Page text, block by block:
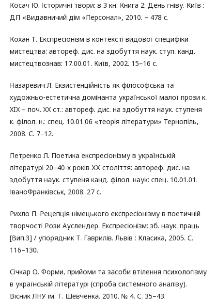
Косач Ю. Історичні твори: в 3 кн. Книга 2: День гніву. Київ :
ДП «Видавничий дім «Персонал», 2010. – 478 с.
Кохан Т. Експресіонізм в контексті видової специфіки
мистецтва: автореф. дис. на здобуття наук. ступ. канд.
мистецтвознав: 17.00.01. Київ, 2002. 15–16 с.
Назаревич Л. Екзистенційність як філософська та
художньо-естетична домінанта української малої прози к.
XIX – поч. XX ст.: автореф. дис. на здобуття наук. ступеня
к. філол. н.: спец. 10.01.06 «теорія літератури» Тернопіль,
2008. С. 7–12.
Петренко Л. Поетика експресіонізму в українській
літературі 20–40-х років ХХ століття: автореф. дис. на
здобуття наук. ступеня канд. філол. наук: спец. 10.01.01.
ІваноФранківськ, 2008. 27 с.
Рихло П. Рецепція німецького експресіонізму в поетичній
творчості Рози Ауслендер. Експресіонізм: зб. наук. праць
[Вип.3] / упорядник Т. Гаврилів. Львів : Класика, 2005. С.
116–130.
Січкар О. Форми, прийоми та засоби втілення психологізму
в українській літературі (спроба системного аналізу).
Вісник ЛНУ ім. Т. Шевченка. 2010. № 4. С. 35–43.